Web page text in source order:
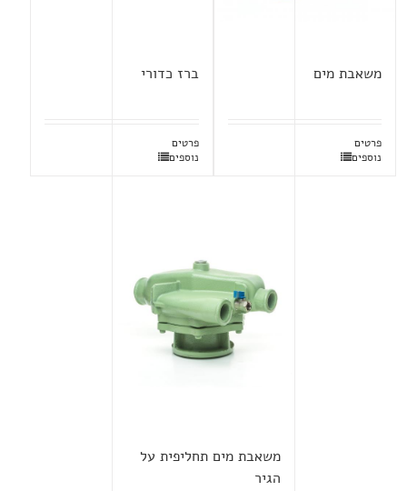
משאבת מים
פרטים
נוספים
ברז כדורי
פרטים
נוספים
משאבת מים תחליפית על
הגיר